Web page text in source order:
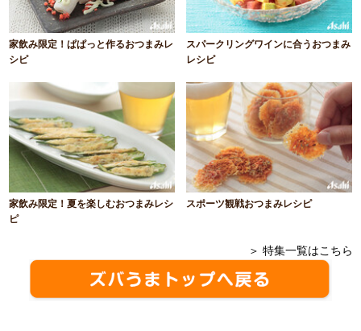
家飲み限定！ぱぱっと作るおつまみレ
シピ
スパークリングワインに合うおつまみ
レシピ
家飲み限定！夏を楽しむおつまみレシ
ピ
スポーツ観戦おつまみレシピ
＞ 特集一覧はこちら